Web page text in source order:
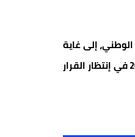
إلى غاية
31 دجنبر 2024 ‎. ومعه ستكون الإنطلاقة الرسمية للموسم الشتوي لصيد الأخطبوط مع فاتح يناير 2025 في إنتظار القرار